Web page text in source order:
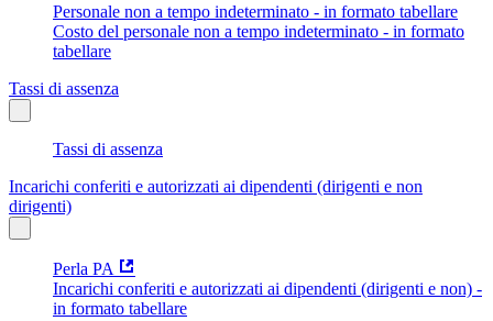
Personale non a tempo indeterminato - in formato tabellare
Costo del personale non a tempo indeterminato - in formato
tabellare
Tassi di assenza
Tassi di assenza
Incarichi conferiti e autorizzati ai dipendenti (dirigenti e non
dirigenti)
Perla PA
Incarichi conferiti e autorizzati ai dipendenti (dirigenti e non) -
in formato tabellare